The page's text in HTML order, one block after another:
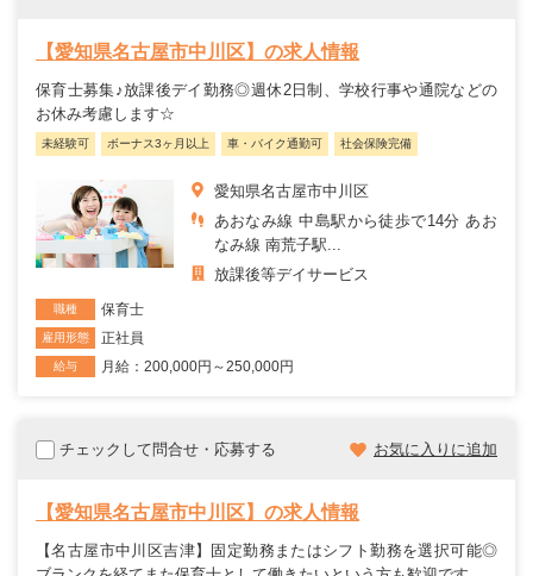
【愛知県名古屋市中川区】の求人情報
保育士募集♪放課後デイ勤務◎週休2日制、学校行事や通院などの
お休み考慮します☆
未経験可 ボーナス3ヶ月以上 車・バイク通勤可 社会保険完備
愛知県名古屋市中川区
あおなみ線 中島駅から徒歩で14分 あお
なみ線 南荒子駅...
放課後等デイサービス
職種 保育士
雇用形態 正社員
給与 月給：200,000円～250,000円
チェックして問合せ・応募する お気に入りに追加
【愛知県名古屋市中川区】の求人情報
【名古屋市中川区吉津】固定勤務またはシフト勤務を選択可能◎